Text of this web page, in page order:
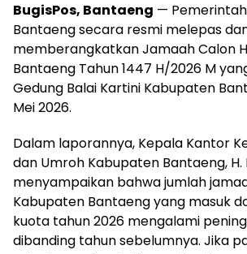
BugisPos, Bantaeng —
Bantaeng secara resmi melepas
memberangkatkan Jamaah Calon
Bantaeng Tahun 1447 H/2026 M
Gedung Balai Kartini Kabupaten
Mei 2026.
Dalam laporannya, Kepala Kantor
dan Umroh Kabupaten Bantaeng, H.
menyampaikan bahwa jumlah
Kabupaten Bantaeng yang masuk
kuota tahun 2026 mengalami
dibanding tahun sebelumnya. Jika